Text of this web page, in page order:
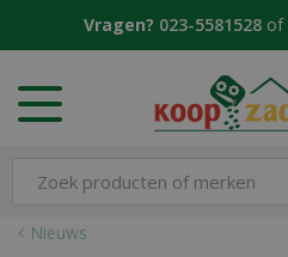
Nieuws
Vragen? 023-5581528 of